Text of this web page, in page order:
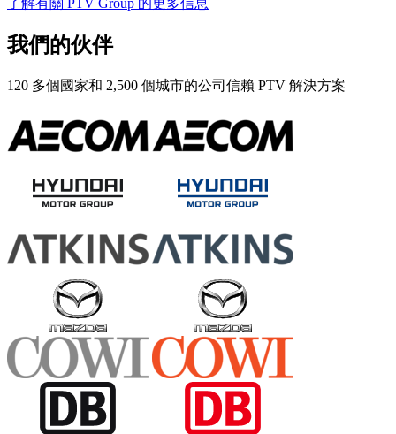
了解有關 PTV Group 的更多信息
我們的伙伴
120 多個國家和 2,500 個城市的公司信賴 PTV 解決方案